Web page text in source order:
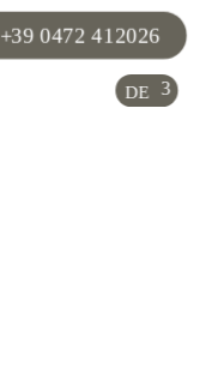
+39 0472 412026
DE